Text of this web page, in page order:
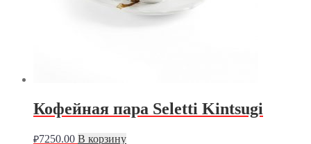
Кофейная пара Seletti Kintsugi
₽7250.00 В корзину